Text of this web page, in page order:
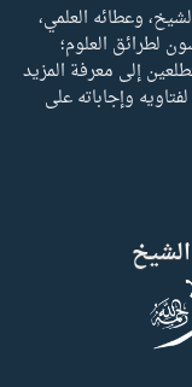
وعطائه العلمي،
لطرائق العلوم؛
إلى معرفة المزيد
وإجاباته على